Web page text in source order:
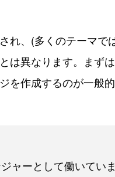
れ、(多くのテーマで
は異なります。まず
を作成するのが一般
ャーとして働いてい